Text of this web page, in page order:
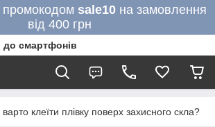
промокодом sale10 на замовлення
від 400 грн
до смартфонів
клеїти плівку поверх захисного скла?